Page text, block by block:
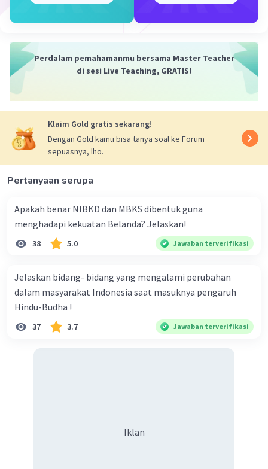
berbagai bentuk gerilya dan perang gerilya di daerah
pedalaman Sumatera Barat. Meskipun mereka tidak
Padri, mereka tetap gigih dalam melawan penjajahan
Belanda.
kemerdekaan dan kebebasan mereka.
Beri Rating
Perdalam pemahamanmu bersama Master Teacher
di sesi Live Teaching, GRATIS!
Klaim Gold gratis sekarang!
Dengan Gold kamu bisa tanya soal ke Forum
sepuasnya, lho.
Pertanyaan serupa
Apakah benar NIBKD dan MBKS dibentuk guna
menghadapi kekuatan Belanda? Jelaskan!
38 5.0 Jawaban terverifikasi
Jelaskan bidang- bidang yang mengalami perubahan
dalam masyarakat Indonesia saat masuknya pengaruh
Hindu-Budha !
37 3.7 Jawaban terverifikasi
Iklan